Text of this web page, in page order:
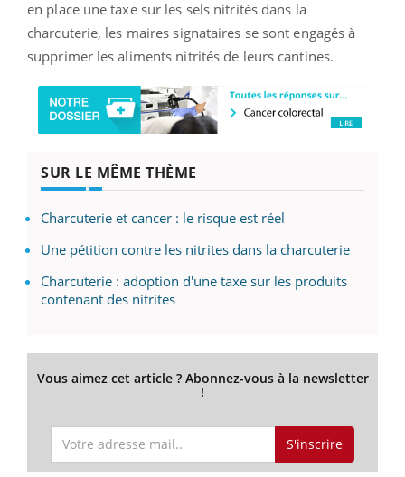
en place une taxe sur les sels nitrités dans la
charcuterie, les maires signataires se sont engagés à
supprimer les aliments nitrités de leurs cantines.
SUR LE MÊME THÈME
Charcuterie et cancer : le risque est réel
Une pétition contre les nitrites dans la charcuterie
Charcuterie : adoption d'une taxe sur les produits
contenant des nitrites
Vous aimez cet article ? Abonnez-vous à la newsletter
!
S'inscrire